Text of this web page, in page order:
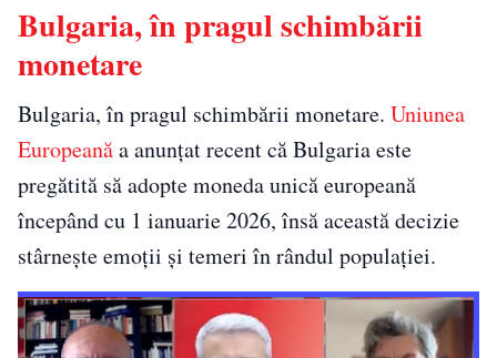
Bulgaria, în pragul schimbării
monetare
Bulgaria, în pragul schimbării monetare. Uniunea
Europeanăa anunțat recent că Bulgaria este
pregătită să adopte moneda unică europeană
începând cu 1 ianuarie 2026, însă această decizie
stârnește emoții și temeri în rândul populației.